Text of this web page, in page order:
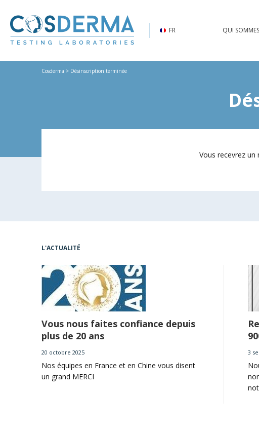
FR QUI
Cosderma > Désinscription terminée
Vous recevrez
L'ACTUALITÉ
Vous nous faites confiance depuis
plus de 20 ans
20 octobre 2025
Nos équipes en France et en Chine vous disent
un grand MERCI
3